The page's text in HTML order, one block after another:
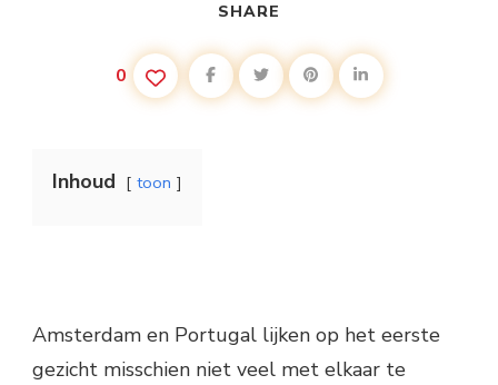
SHARE
0
Inhoud toon
Amsterdam en Portugal lijken op het eerste
gezicht misschien niet veel met elkaar te